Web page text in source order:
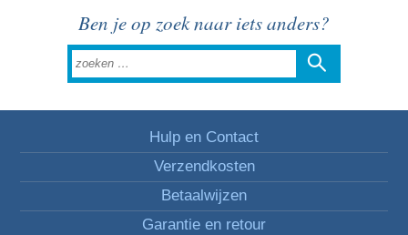
Ben je op zoek naar iets anders?
Hulp en Contact
Verzendkosten
Betaalwijzen
Garantie en retour